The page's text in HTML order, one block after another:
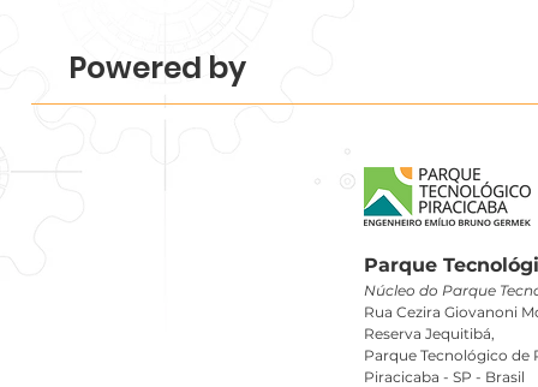
ecossistema.
Powered by
Parque
Núcleo do Parque
Rua Cezira Giovanoni
Reserva Jequitibá,
Parque Tecnológico de
Piracicaba - SP - Brasil